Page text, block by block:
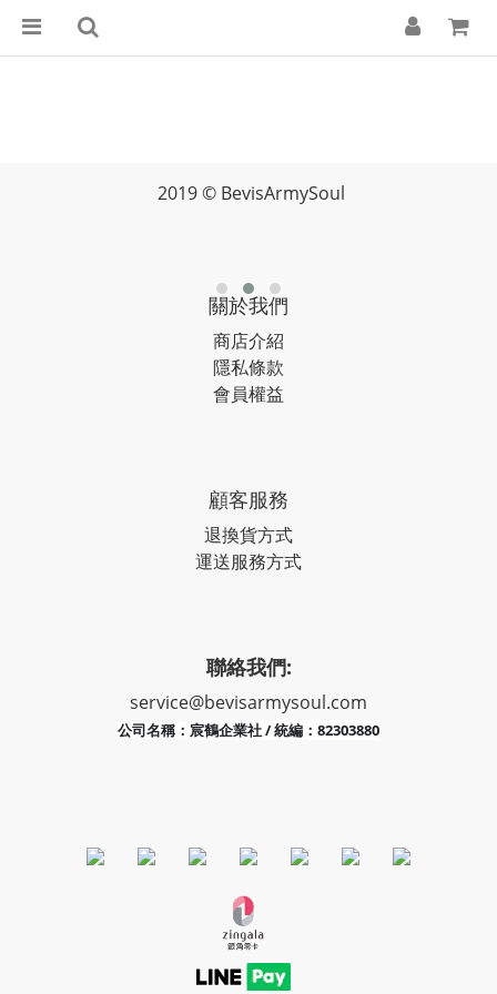
2019 © BevisArmySoul
關於我們
商店介紹
隱私條款
會員權益
顧客服務
退換貨方式
運送服務方式
聯絡我們:
service@bevisarmysoul.com
公司名稱： 宸鶴企業社 / 統編：82303880